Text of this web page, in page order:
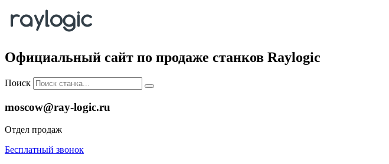
Официальный сайт по продаже станков Raylogic
Поиск
moscow@ray-logic.ru
Отдел продаж
Бесплатный звонок